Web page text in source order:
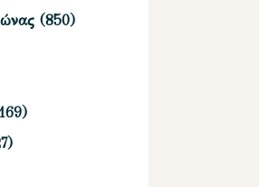
(850)